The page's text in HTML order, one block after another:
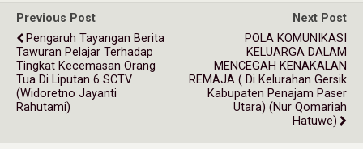
Previous Post
Pengaruh Tayangan Berita
Tawuran Pelajar Terhadap
Tingkat Kecemasan Orang
Tua Di Liputan 6 SCTV
(Widoretno Jayanti
Rahutami)
Next Post
POLA KOMUNIKASI
KELUARGA DALAM
MENCEGAH KENAKALAN
REMAJA ( Di Kelurahan Gersik
Kabupaten Penajam Paser
Utara) (Nur Qomariah
Hatuwe)